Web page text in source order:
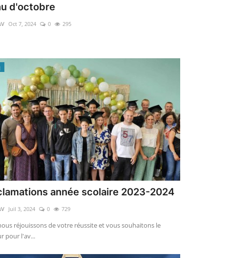
d'octobre
Oct 7, 2024 0 295
année scolaire 2023-2024
Juil 3, 2024 0 729
réjouissons de votre réussite et vous souhaitons le
pour l'av...